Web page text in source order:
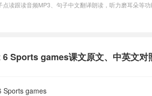
读跟读音频MP3、句子中文翻译朗读，听力磨耳朵等
Sports games课文原文、中英文对
Sports games